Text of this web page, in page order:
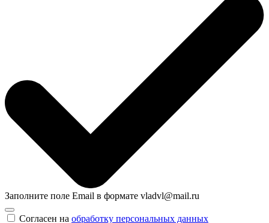
Заполните поле Email в формате vladvl@mail.ru
Согласен на обработку персональных данных